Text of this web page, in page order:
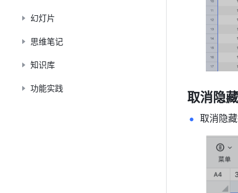
幻灯片
思维笔记
知识库
功能实践
取消隐
取消隐